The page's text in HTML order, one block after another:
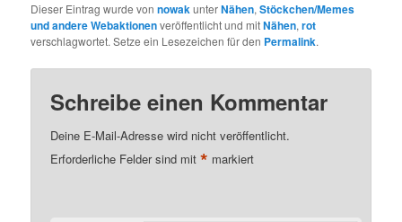
Dieser Eintrag wurde vonnowakunterNähen,Stöckchen/Memes
und andere Webaktionenveröffentlicht und mitNähen,rot
verschlagwortet. Setze ein Lesezeichen für den Permalink.
Schreibe einen Kommentar
Deine E-Mail-Adresse wird nicht veröffentlicht.
Erforderliche Felder sind mit* markiert